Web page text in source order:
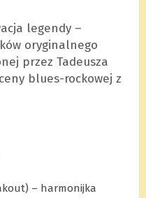
legendy –
oryginalnego
przez Tadeusza
blues-rockowej z
– harmonijka